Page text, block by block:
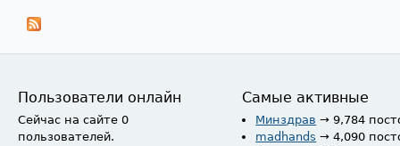
Пользователи онлайн
Сейчас на сайте 0
пользователей.
Самые активные
Минздрав → 9,784
madhands → 4,090